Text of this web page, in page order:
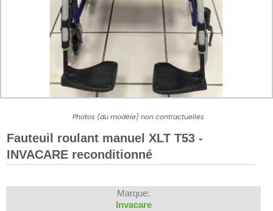
Photos (du modèle) non contractuelles
Fauteuil roulant manuel XLT T53 -
INVACARE reconditionné
Marque:
Invacare